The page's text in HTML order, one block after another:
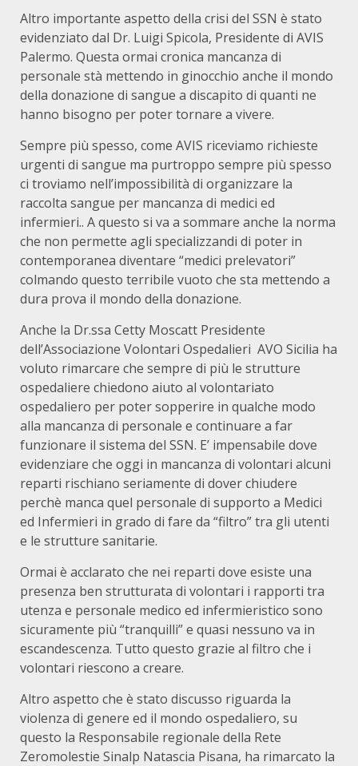
Altro importante aspetto della crisi del SSN è stato
evidenziato dal Dr. Luigi Spicola, Presidente di AVIS
Palermo. Questa ormai cronica mancanza di
personale stà mettendo in ginocchio anche il mondo
della donazione di sangue a discapito di quanti ne
hanno bisogno per poter tornare a vivere.
Sempre più spesso, come AVIS riceviamo richieste
urgenti di sangue ma purtroppo sempre più spesso
ci troviamo nell’impossibilità di organizzare la
raccolta sangue per mancanza di medici ed
infermieri.. A questo si va a sommare anche la norma
che non permette agli specializzandi di poter in
contemporanea diventare “medici prelevatori”
colmando questo terribile vuoto che sta mettendo a
dura prova il mondo della donazione.
Anche la Dr.ssa Cetty Moscatt Presidente
dell’Associazione Volontari Ospedalieri AVO Sicilia ha
voluto rimarcare che sempre di più le strutture
ospedaliere chiedono aiuto al volontariato
ospedaliero per poter sopperire in qualche modo
alla mancanza di personale e continuare a far
funzionare il sistema del SSN. E’ impensabile dove
evidenziare che oggi in mancanza di volontari alcuni
reparti rischiano seriamente di dover chiudere
perchè manca quel personale di supporto a Medici
ed Infermieri in grado di fare da “filtro” tra gli utenti
e le strutture sanitarie.
Ormai è acclarato che nei reparti dove esiste una
presenza ben strutturata di volontari i rapporti tra
utenza e personale medico ed infermieristico sono
sicuramente più “tranquilli” e quasi nessuno va in
escandescenza. Tutto questo grazie al filtro che i
volontari riescono a creare.
Altro aspetto che è stato discusso riguarda la
violenza di genere ed il mondo ospedaliero, su
questo la Responsabile regionale della Rete
Zeromolestie Sinalp Natascia Pisana, ha rimarcato la